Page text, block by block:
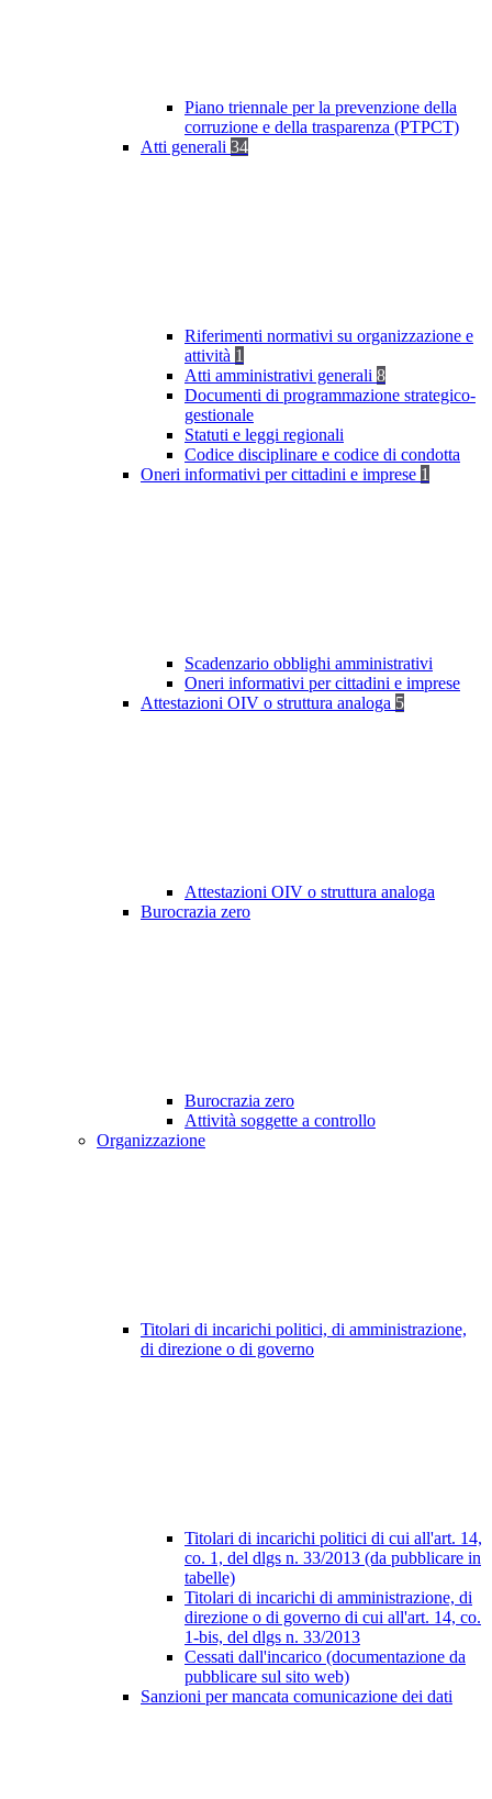
Piano triennale per la prevenzione della
corruzione e della trasparenza (PTPCT)
Atti generali 34
Riferimenti normativi su organizzazione e
attività 1
Atti amministrativi generali 8
Documenti di programmazione strategico-
gestionale
Statuti e leggi regionali
Codice disciplinare e codice di condotta
Oneri informativi per cittadini e imprese 1
Scadenzario obblighi amministrativi
Oneri informativi per cittadini e imprese
Attestazioni OIV o struttura analoga 5
Attestazioni OIV o struttura analoga
Burocrazia zero
Burocrazia zero
Attività soggette a controllo
Organizzazione
Titolari di incarichi politici, di amministrazione,
di direzione o di governo
Titolari di incarichi politici di cui all'art. 14,
co. 1, del dlgs n. 33/2013 (da pubblicare in
tabelle)
Titolari di incarichi di amministrazione, di
direzione o di governo di cui all'art. 14, co.
1-bis, del dlgs n. 33/2013
Cessati dall'incarico (documentazione da
pubblicare sul sito web)
Sanzioni per mancata comunicazione dei dati